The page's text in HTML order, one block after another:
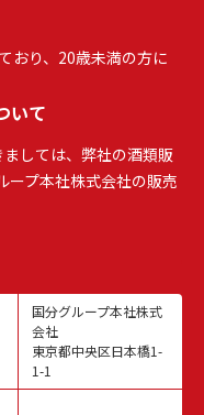
おり、20歳未満の方に
いて
しては、弊社の酒類販
ープ本社株式会社の販売
国分グループ本社株式
会社
東京都中央区日本橋1-
1-1